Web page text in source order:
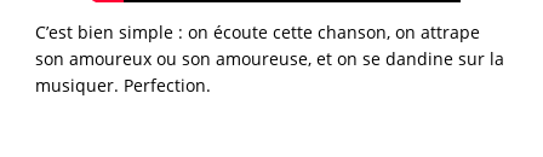
C’est bien simple : on écoute cette chanson, on attrape
son amoureux ou son amoureuse, et on se dandine sur la
musiquer. Perfection.